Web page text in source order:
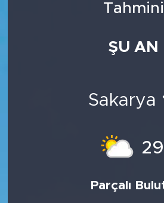
Tahmini
ŞU AN
Sakarya
29
Parçalı